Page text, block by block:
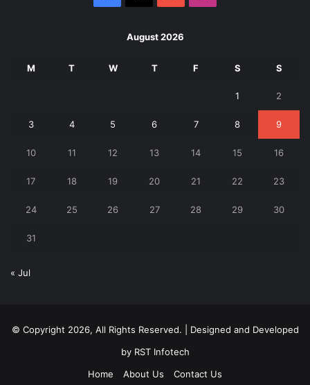
August 2026
M T W T F S S
1 2
3 4 5 6 7 8 9
10 11 12 13 14 15 16
17 18 19 20 21 22 23
24 25 26 27 28 29 30
31
« Jul
© Copyright 2026, All Rights Reserved. | Designed and Developed
byRST Infotech
Home
About Us Contact Us